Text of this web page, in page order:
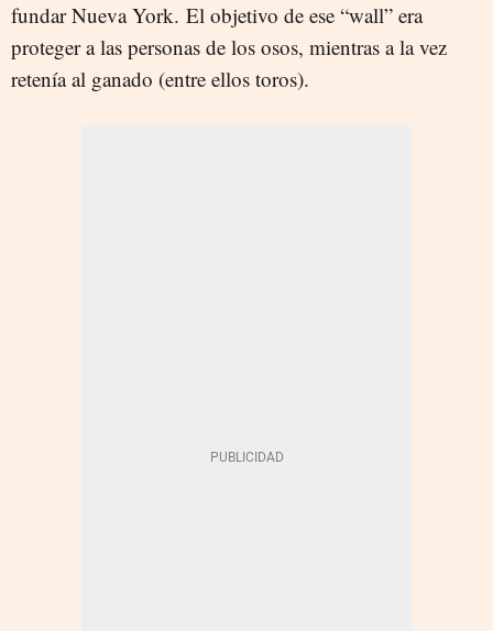
fundar Nueva York. El objetivo de ese “wall” era
proteger a las personas de los osos, mientras a la vez
retenía al ganado (entre ellos toros).